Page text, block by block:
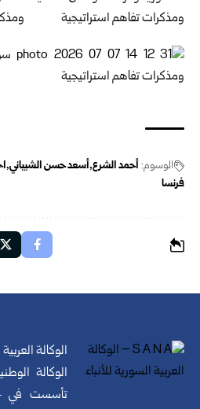
الوسوم:أحمد الشرع أسعد حسن الشيباني
فرنسا
الوكالة
الوكالة